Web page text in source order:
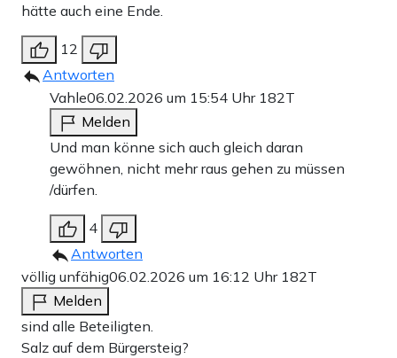
hätte auch eine Ende.
12
Antworten
Vahle06.02.2026 um 15:54 Uhr 182T
Melden
Und man könne sich auch gleich daran
gewöhnen, nicht mehr raus gehen zu müssen
/dürfen.
4
Antworten
völlig unfähig06.02.2026 um 16:12 Uhr 182T
Melden
sind alle Beteiligten.
Salz auf dem Bürgersteig?